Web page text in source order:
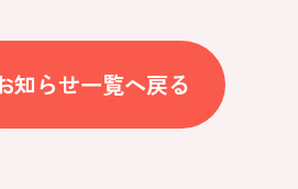
知らせ一覧へ戻る